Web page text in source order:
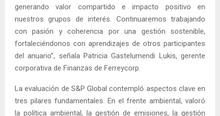
generando valor compartido e impacto positivo en
nuestros grupos de interés. Continuaremos trabajando
con pasión y coherencia por una gestión sostenible,
fortaleciéndonos con aprendizajes de otros participantes
del anuario”, señala Patricia Gastelumendi Lukis, gerente
corporativa de Finanzas de Ferreycorp.
La evaluación de S&P Global contempló aspectos clave en
tres pilares fundamentales. En el frente ambiental, valoró
la política ambiental, la gestión de emisiones, la gestión